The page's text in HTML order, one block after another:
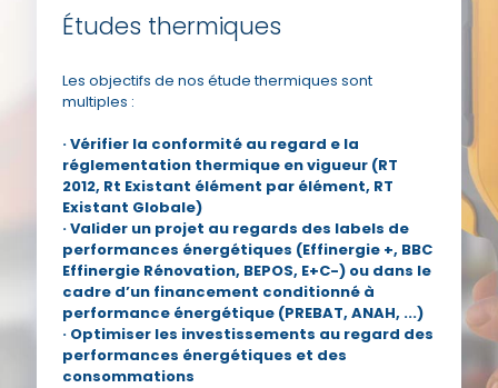
Études thermiques
Les objectifs de nos étude thermiques sont
multiples :
· Vérifier la conformité au regard e la
réglementation thermique en vigueur (RT
2012, Rt Existant élément par élément, RT
Existant Globale)
· Valider un projet au regards des labels de
performances énergétiques (Effinergie +, BBC
Effinergie Rénovation, BEPOS, E+C-) ou dans le
cadre d’un financement conditionné à
performance énergétique (PREBAT, ANAH, ...)
· Optimiser les investissements au regard des
performances énergétiques et des
consommations